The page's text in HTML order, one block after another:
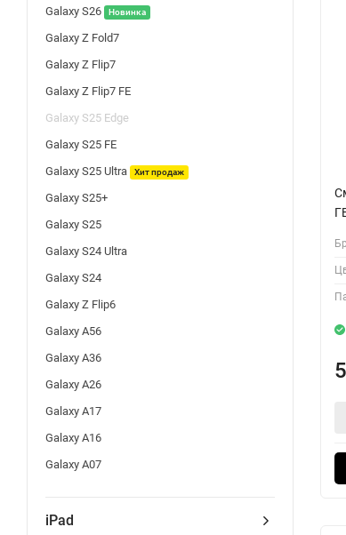
Galaxy S26 Новинка
Galaxy Z Fold7
Galaxy Z Flip7
Galaxy Z Flip7 FE
Galaxy S25 Edge
Galaxy S25 FE
Galaxy S25 Ultra
Хит продаж
Galaxy S25+
Galaxy S25
Galaxy S24 Ultra
Galaxy S24
Galaxy Z Flip6
Galaxy A56
Galaxy A36
Galaxy A26
Galaxy A17
Galaxy A16
Galaxy A07
iPad